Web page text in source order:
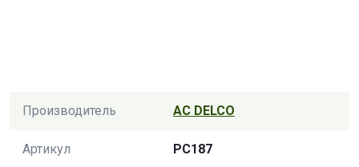
Производитель AC DELCO
Артикул PC187